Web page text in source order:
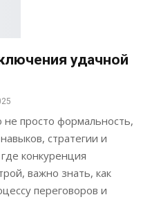
удачной
не просто формальность,
стратегии и
конкуренция
важно знать, как
переговоров и